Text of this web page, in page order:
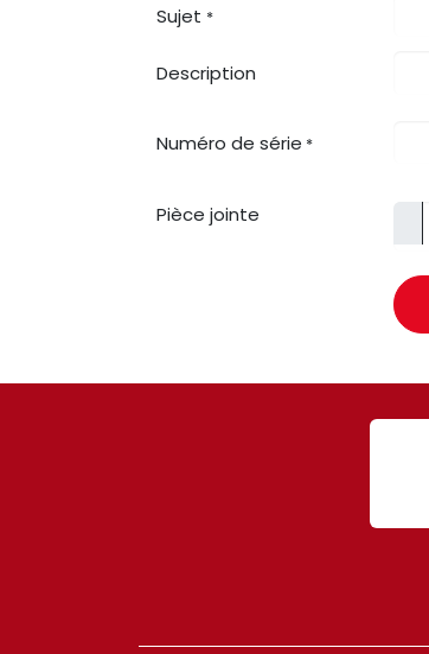
Sujet *
Description
Numéro de série *
Pièce jointe